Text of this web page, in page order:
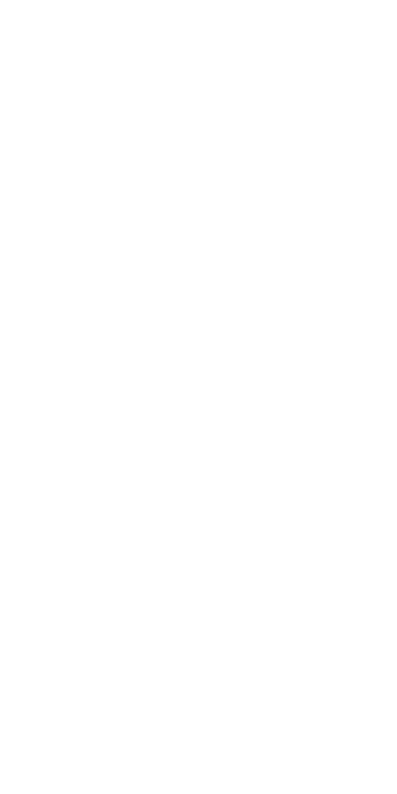
Centro de
Utilizamos cookies propias y de
funcionamiento de las distintas
Puede obtener más información
Después de aceptar, no